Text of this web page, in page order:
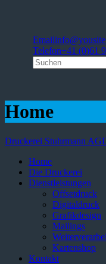
Email
Telefon+41 (0)61
Home
Druckerei Stuhrmann AG
Home
Die Druckerei
Dienstleistungen
Offsetdruck
Digitaldruck
Grafikdesign
Mailings
Kartenshop
Kontakt